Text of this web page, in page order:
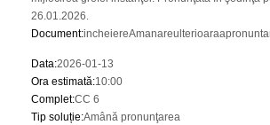
26.01.2026.
Document:
Data:2026-01-13
Ora estimată:10:00
Complet:CC 6
Tip soluție:Amână pronunţarea